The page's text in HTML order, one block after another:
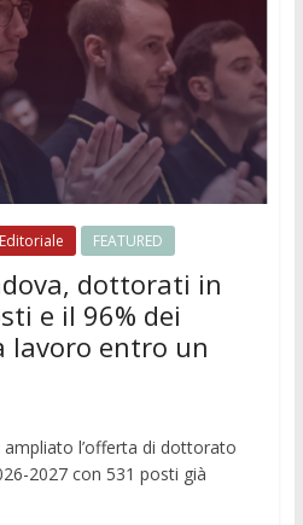
Editoriale FEATURED
dottorati in
e il 96% dei
lavoro entro un
ampliato l’offerta di dottorato
2027 con 531 posti già